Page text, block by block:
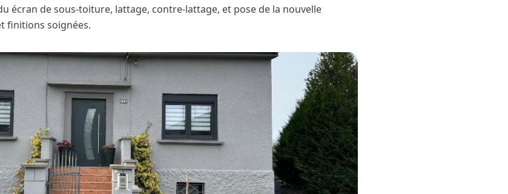
écran de sous-toiture, lattage, contre-lattage, et pose de la nouvelle
finitions soignées.